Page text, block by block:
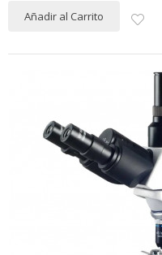
Añadir al Carrito